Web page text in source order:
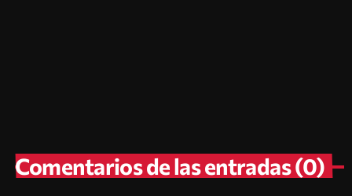
Comentarios de las entradas (0)